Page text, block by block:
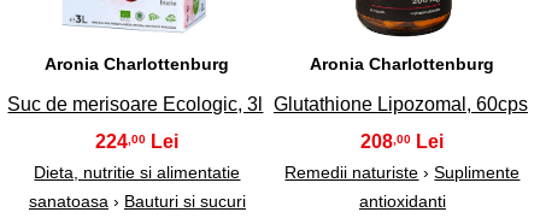
Aronia Charlottenburg
Suc de merisoare Ecologic, 3l
224 ,00
Dieta, nutritie si alimentatie
sanatoasa › Bauturi si sucuri
Aronia Charlottenburg
Glutathione Lipozomal, 60cps
208 ,00
Remedii naturiste ›Suplimente
antioxidanti